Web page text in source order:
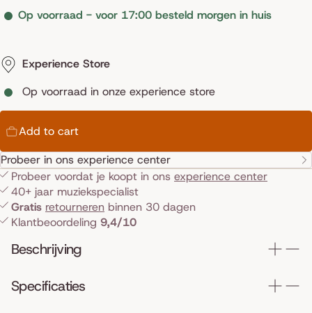
Op voorraad - voor 17:00 besteld morgen in huis
Experience Store
Op voorraad in onze experience store
Add to cart
Probeer in ons experience center
Probeer voordat je koopt in ons experience center
40+ jaar muziekspecialist
Gratis retourneren binnen 30 dagen
Klantbeoordeling 9,4/10
Beschrijving
Specificaties